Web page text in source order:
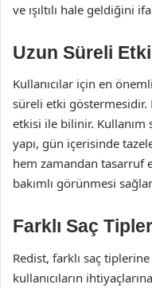
ve ışıltılı hale geldiğini
Uzun Süreli Etki
Kullanıcılar için en
süreli etki göstermesidir.
etkisi ile bilinir. Kullanım
yapı, gün içerisinde
hem zamandan tasarruf
bakımlı görünmesi
Farklı Saç
Redist, farklı saç
kullanıcıların